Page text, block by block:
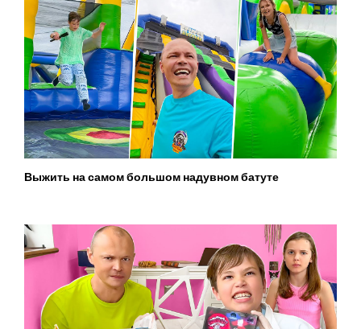
Выжить на самом большом надувном батуте